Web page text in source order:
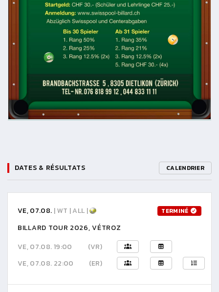
DATES & RÉSULTATS CALENDRIER
VE, 07.08. | WT | ALL | TERMINÉ
BILLARD TOUR 2026, VÉTROZ
VE, 07.08. 19:00
(VR)
VE, 07.08. 22:00
(ER)